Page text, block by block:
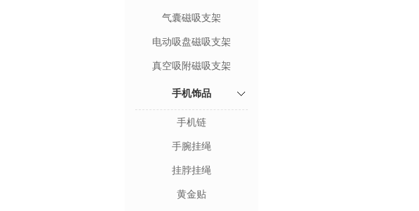
气囊磁吸支架
电动吸盘磁吸支架
真空吸附磁吸支架
手机饰品
手机链
手腕挂绳
挂脖挂绳
黄金贴